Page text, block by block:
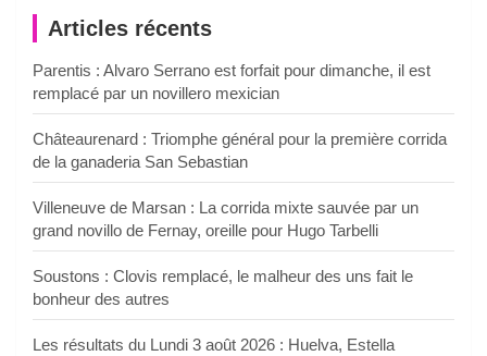
Articles récents
Parentis : Alvaro Serrano est forfait pour dimanche, il est
remplacé par un novillero mexician
Châteaurenard : Triomphe général pour la première corrida
de la ganaderia San Sebastian
Villeneuve de Marsan : La corrida mixte sauvée par un
grand novillo de Fernay, oreille pour Hugo Tarbelli
Soustons : Clovis remplacé, le malheur des uns fait le
bonheur des autres
Les résultats du Lundi 3 août 2026 : Huelva, Estella